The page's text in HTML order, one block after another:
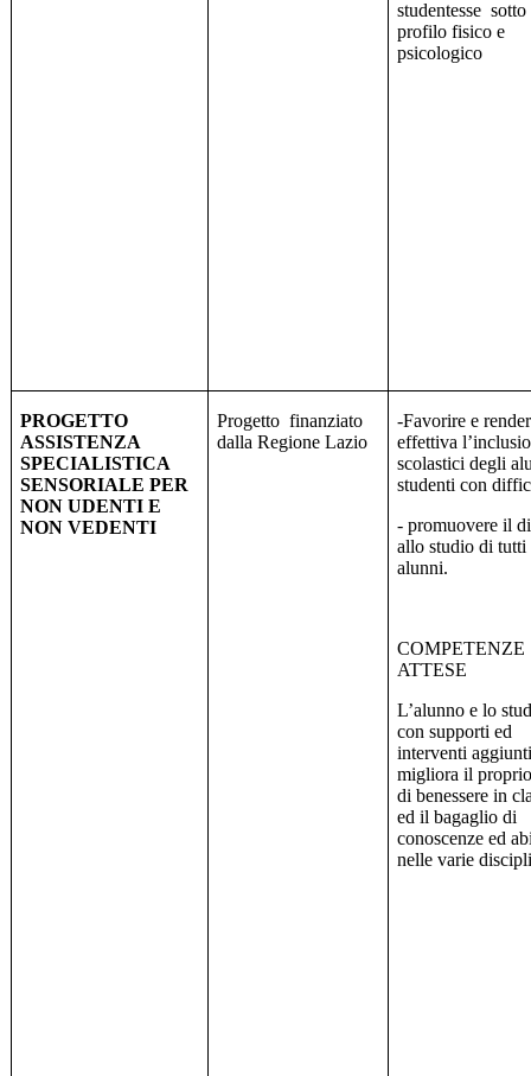
studentesse
profilo fisico e
psicologico
PROGETTO
ASSISTENZA
SPECIALISTICA
SENSORIALE PER
NON UDENTI E
NON VEDENTI
Progetto finanziato
dalla Regione Lazio
-Favorire e
effettiva
scolastici degli
studenti con
- promuovere il
allo studio di
alunni.
COMPETENZE
ATTESE
L’alunno e lo
con supporti ed
interventi
migliora il
di benessere in
ed il bagaglio di
conoscenze ed
nelle varie